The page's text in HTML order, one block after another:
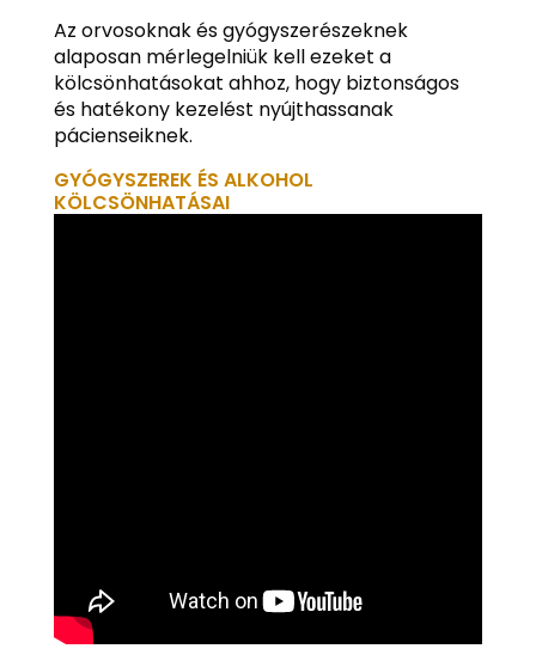
Az orvosoknak és gyógyszerészeknek
alaposan mérlegelniük kell ezeket a
kölcsönhatásokat ahhoz, hogy biztonságos
és hatékony kezelést nyújthassanak
pácienseiknek.
GYÓGYSZEREK ÉS ALKOHOL
KÖLCSÖNHATÁSAI